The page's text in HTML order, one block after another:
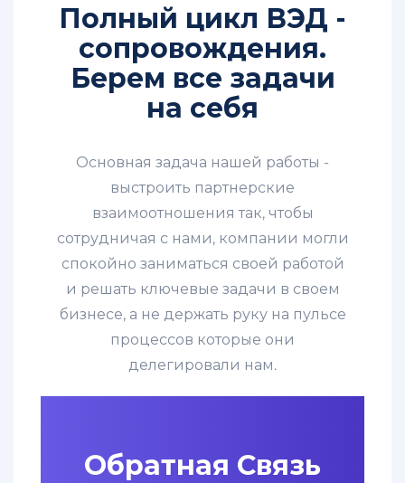
Полный цикл ВЭД -
сопровождения.
Берем все задачи
на себя
Основная задача нашей работы -
выстроить партнерские
взаимоотношения так, чтобы
сотрудничая с нами, компании могли
спокойно заниматься своей работой
и решать ключевые задачи в своем
бизнесе, а не держать руку на пульсе
процессов которые они
делегировали нам.
Обратная Связь